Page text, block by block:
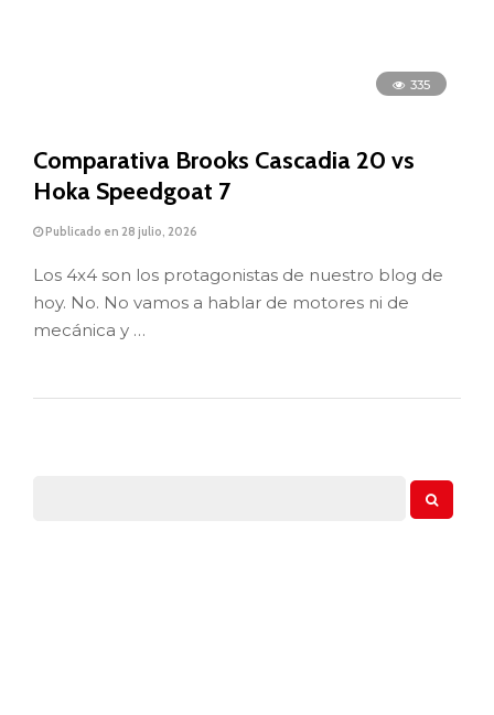
335
Comparativa Brooks Cascadia 20 vs
Hoka Speedgoat 7
Publicado en 28 julio, 2026
Los 4x4 son los protagonistas de nuestro blog de
hoy. No. No vamos a hablar de motores ni de
mecánica y …